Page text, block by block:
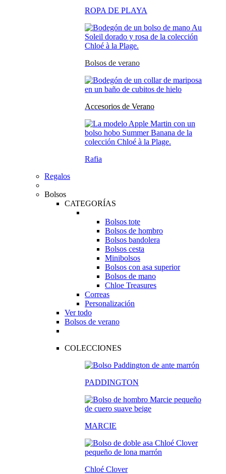
ROPA DE PLAYA
Bolsos de verano
Accesorios de Verano
Rafia
Regalos
Bolsos
CATEGORÍAS
Bolsos tote
Bolsos de hombro
Bolsos bandolera
Bolsos cesta
Minibolsos
Bolsos con asa superior
Bolsos de mano
Chloe Treasures
Correas
Personalización
Ver todo
Bolsos de verano
COLECCIONES
PADDINGTON
MARCIE
Chloé Clover